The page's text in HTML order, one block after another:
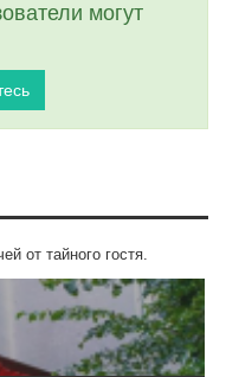
могут
от тайного гостя.